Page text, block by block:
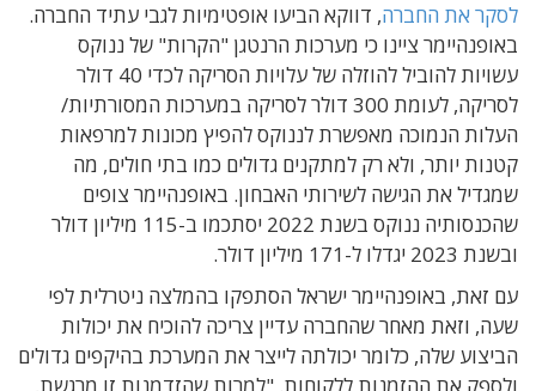
לסקר את החברה, דווקא הביעו אופטימיות לגבי עתיד החברה.
באופנהיימר ציינו כי מערכות הרנטגן "הקרות" של ננוקס
עשויות להוביל להוזלה של עלויות הסריקה לכדי 40 דולר
לסריקה, לעומת 300 דולר לסריקה במערכות המסורתיות/
העלות הנמוכה מאפשרת לננוקס להפיץ מכונות למרפאות
קטנות יותר, ולא רק למתקנים גדולים כמו בתי חולים, מה
שמגדיל את הגישה לשירותי האבחון. באופנהיימר צופים
שהכנסותיה ננוקס בשנת 2022 יסתכמו ב-115 מיליון דולר
ובשנת 2023 יגדלו ל-171 מיליון דולר.
עם זאת, באופנהיימר ישראל הסתפקו בהמלצה ניטרלית לפי
שעה, וזאת מאחר שהחברה עדיין צריכה להוכיח את יכולות
הביצוע שלה, כלומר יכולתה לייצר את המערכת בהיקפים גדולים